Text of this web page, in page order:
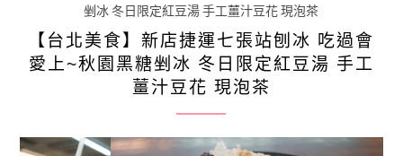
剉冰 冬日限定紅豆湯 手工薑汁豆花 現泡茶
【台北美食】新店捷運七張站刨冰 吃過會
愛上~秋園黑糖剉冰 冬日限定紅豆湯 手工
薑汁豆花 現泡茶